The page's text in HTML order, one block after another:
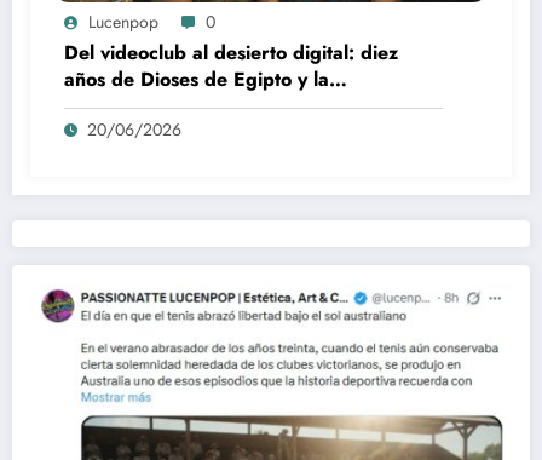
Lucenpop 0
Del videoclub al desierto digital: diez
años de Dioses de Egipto y la
desaparición del blockbuster sin
complejos
20/06/2026